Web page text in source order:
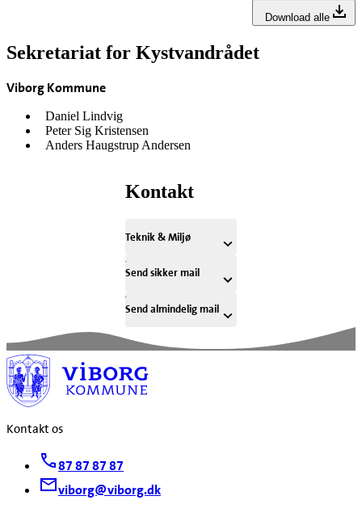
Download alle
Sekretariat for Kystvandrådet
Viborg Kommune
Daniel Lindvig
Peter Sig Kristensen
Anders Haugstrup Andersen
Kontakt
Teknik & Miljø
Send sikker mail
Send almindelig mail
Kontakt os
87 87 87 87
viborg@viborg.dk